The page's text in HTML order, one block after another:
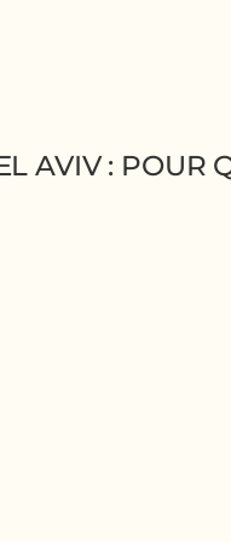
AVIV : POUR